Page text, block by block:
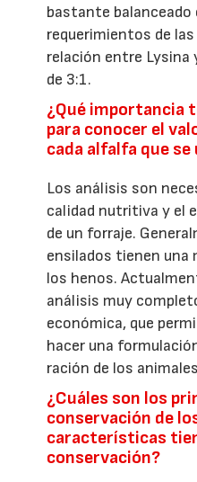
bastante balanceado
requerimientos de
relación entre Lysina
de 3:1.
¿Qué importancia
para conocer el
cada alfalfa que
Los análisis son
calidad nutritiva y el
de un forraje.
ensilados tienen una
los henos.
análisis muy
económica, que
hacer una
ración de los
¿Cuáles son los
conservación de
características
conservación?